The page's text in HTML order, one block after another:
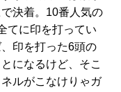
決着。10番人気の
てに印を打ってい
印を打った6頭の
になるけど、そこ
ルがこなけりゃガ